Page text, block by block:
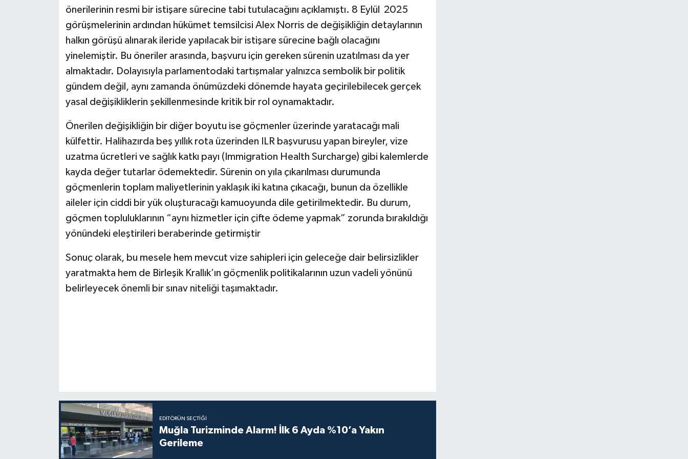
önerilerinin resmi bir istişare sürecine tabi tutulacağını açıklamıştı. 8 Eylül 2025
görüşmelerinin ardından hükümet temsilcisi Alex Norris de değişikliğin detaylarının
halkın görüşü alınarak ileride yapılacak bir istişare sürecine bağlı olacağını
yinelemiştir. Bu öneriler arasında, başvuru için gereken sürenin uzatılması da yer
almaktadır. Dolayısıyla parlamentodaki tartışmalar yalnızca sembolik bir politik
gündem değil, aynı zamanda önümüzdeki dönemde hayata geçirilebilecek gerçek
yasal değişikliklerin şekillenmesinde kritik bir rol oynamaktadır.
Önerilen değişikliğin bir diğer boyutu ise göçmenler üzerinde yaratacağı mali
külfettir. Halihazırda beş yıllık rota üzerinden ILR başvurusu yapan bireyler, vize
uzatma ücretleri ve sağlık katkı payı (Immigration Health Surcharge) gibi kalemlerde
kayda değer tutarlar ödemektedir. Sürenin on yıla çıkarılması durumunda
göçmenlerin toplam maliyetlerinin yaklaşık iki katına çıkacağı, bunun da özellikle
aileler için ciddi bir yük oluşturacağı kamuoyunda dile getirilmektedir. Bu durum,
göçmen topluluklarının “aynı hizmetler için çifte ödeme yapmak” zorunda bırakıldığı
yönündeki eleştirileri beraberinde getirmiştir
Sonuç olarak, bu mesele hem mevcut vize sahipleri için geleceğe dair belirsizlikler
yaratmakta hem de Birleşik Krallık’ın göçmenlik politikalarının uzun vadeli yönünü
belirleyecek önemli bir sınav niteliği taşımaktadır.
EDITÖRÜN SEÇTIĞI
Muğla Turizminde Alarm! İlk 6 Ayda %10’a Yakın
Gerileme